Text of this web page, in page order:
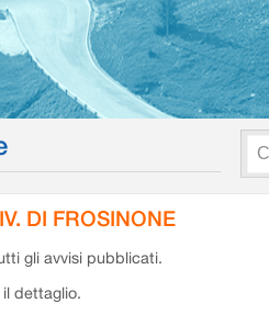
DI FROSINONE
gli avvisi pubblicati.
dettaglio.